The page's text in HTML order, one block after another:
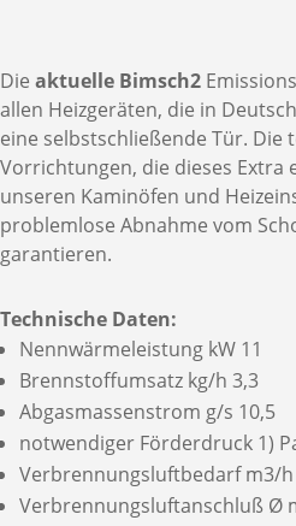
Die aktuelle Bimsch2
allen Heizgeräten, die in
eine selbstschließende Tür. Die
Vorrichtungen, die dieses Extra
unseren Kaminöfen und
problemlose Abnahme vom
garantieren.
Technische Daten:
Nennwärmeleistung kW 11
Brennstoffumsatz kg/h 3,3
Abgasmassenstrom g/s 10,5
notwendiger Förderdruck 1)
Verbrennungsluftbedarf m3/h
Verbrennungsluftanschluß Ø